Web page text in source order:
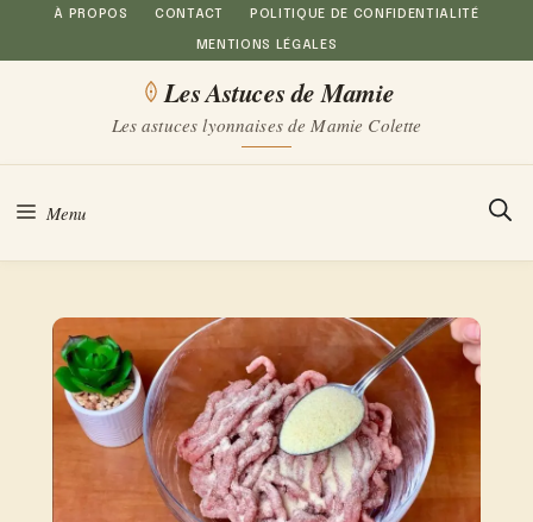
Aller
au
À PROPOS CONTACT POLITIQUE DE CONFIDENTIALITÉ
MENTIONS LÉGALES
Les Astuces de Mamie
Les astuces lyonnaises de Mamie Colette
Menu